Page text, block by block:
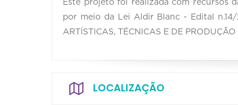
Este projeto foi realizada com recursos
por meio da Lei Aldir Blanc - Edital n.14/
ARTÍSTICAS, TÉCNICAS E DE
LOCALIZAÇÃO